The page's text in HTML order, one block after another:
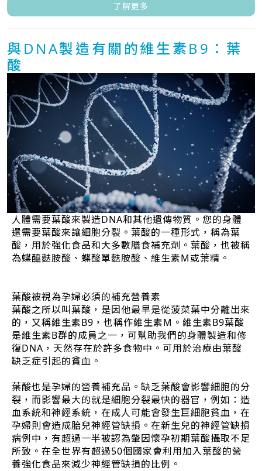
了解更多
與DNA製造有關的維生素B9：葉
酸
人體需要葉酸來製造DNA和其他遺傳物質。您的身體
還需要葉酸來讓細胞分裂。葉酸的一種形式，稱為葉
酸，用於強化食品和大多數膳食補充劑。葉酸，也被稱
為蝶醯麩胺酸、蝶酸單麩胺酸、維生素M或葉精。
葉酸被視為孕婦必須的補充營養素
葉酸之所以叫葉酸，是因他最早是從菠菜葉中分離出來
的，又稱維生素B9，也稱作維生素M。維生素B9葉酸
是維生素B群的成員之一，可幫助我們的身體製造和修
復DNA，天然存在於許多食物中。可用於治療由葉酸
缺乏症引起的貧血。
葉酸也是孕婦的營養補充品。缺乏葉酸會影響細胞的分
裂，而影響最大的就是細胞分裂最快的器官，例如：造
血系統和神經系統，在成人可能會發生巨細胞貧血，在
孕婦則會造成胎兒神經管缺損。在新生兒的神經管缺損
病例中，有超過一半被認為肇因懷孕初期葉酸攝取不足
所致。在全世界有超過50個國家會利用加入葉酸的營
養強化食品來減少神經管缺損的比例。